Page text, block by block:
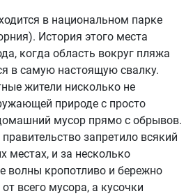
в национальном парке
История этого места
когда область вокруг пляжа
в самую настоящую свалку.
жители нисколько не
природе с просто
мусор прямо с обрывов.
запретило всякий
местах, и за несколько
волны кропотливо и бережно
всего мусора, а кусочки